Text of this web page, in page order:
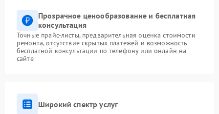
Прозрачное ценообразование и бесплатная
консультация
Точные прайс-листы, предварительная оценка стоимости
ремонта, отсутствие скрытых платежей и возможность
бесплатной консультации по телефону или онлайн на
сайте
Широкий спектр услуг